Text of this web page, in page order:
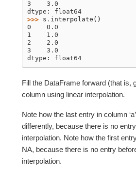
3    3.0
dtype: float64
>>> s . interpolate ()
0    0.0
1    1.0
2    2.0
3    3.0
dtype: float64
Fill the DataFrame forward (that is,
column using linear interpolation.
Note how the last entry in column
differently, because there is no
interpolation. Note how the first
NA, because there is no entry
interpolation.